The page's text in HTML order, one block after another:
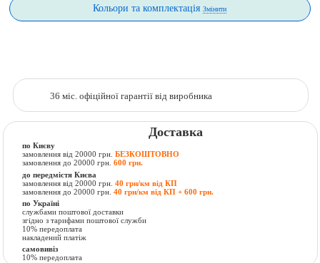
Кольори та комплектаціяЗмінити
36 міс. офіційної гарантії від виробника
Доставка
по Києву
замовлення від 20000 грн.БЕЗКОШТОВНО
замовлення до 20000 грн.600 грн.
до передмістя Києва
замовлення від 20000 грн.40 грн/км від КП
замовлення до 20000 грн.40 грн/км від КП + 600 грн.
по Україні
службами поштової доставки
згідно з тарифами поштової служби
10% передоплата
накладений платіж
самовивіз
10% передоплата